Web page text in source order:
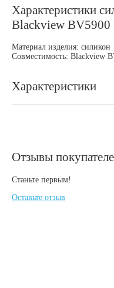
Характеристики
Blackview BV5900
Материал изделия: силикон
Совместимость: Blackview
Характеристики
Отзывы
Станьте первым!
Оставьте отзыв